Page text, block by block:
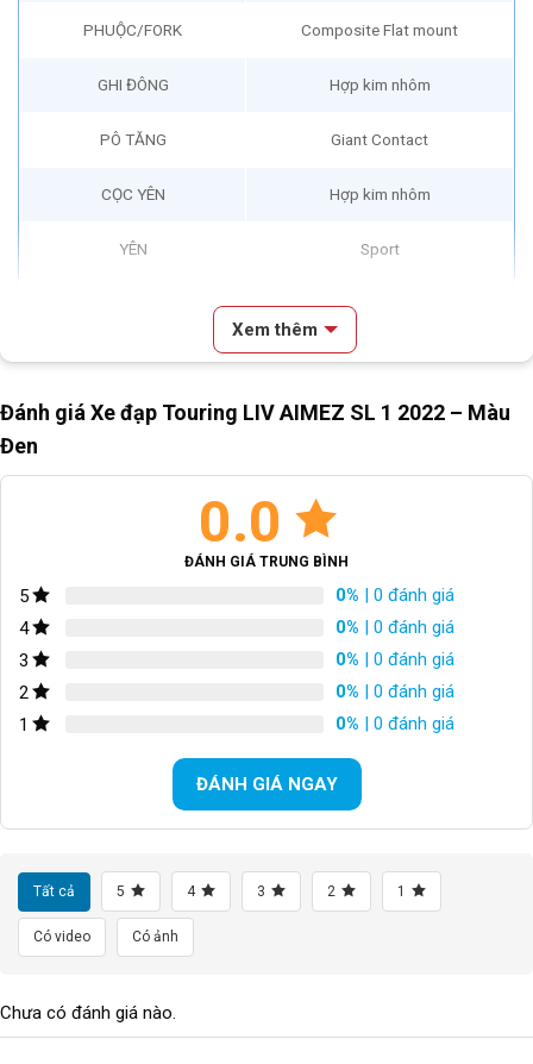
PHUỘC/FORK Composite Flat mount
GHI ĐÔNG Hợp kim nhôm
PÔ TĂNG Giant Contact
CỌC YÊN Hợp kim nhôm
YÊN Sport
Shimano Tiagra 20S
Bộ chuyển đề trước/Front
Shimano FD-4700
Bộ chuyển đề sau/Rear
Shimano CS-HG500-20 11-34T
N/A
Hợp kim nhôm 34/46T
700C
LỐP XE/TIRES GI03 PRC2 700*28C
CÂN NẶNG
TỐC ĐỘ
Xem thêm
Đánh giá Xe đạp Touring LIV AIMEZ SL 1 2022 – Màu
Đen
0.0
ĐÁNH GIÁ TRUNG BÌNH
5 0% | 0 đánh giá
4
0% | 0 đánh giá
3
0% | 0 đánh giá
2
0% | 0 đánh giá
1
0% | 0 đánh giá
ĐÁNH GIÁ NGAY
Tất cả 5 4 3 2 1
Có video Có ảnh
Chưa có đánh giá nào.